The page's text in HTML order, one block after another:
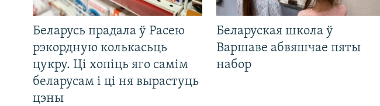
Беларусь прадала ў Расею
рэкордную колькасьць
цукру. Ці хопіць яго самім
беларусам і ці ня вырастуць
цэны
Беларуская школа ў
Варшаве абвяшчае пяты
набор